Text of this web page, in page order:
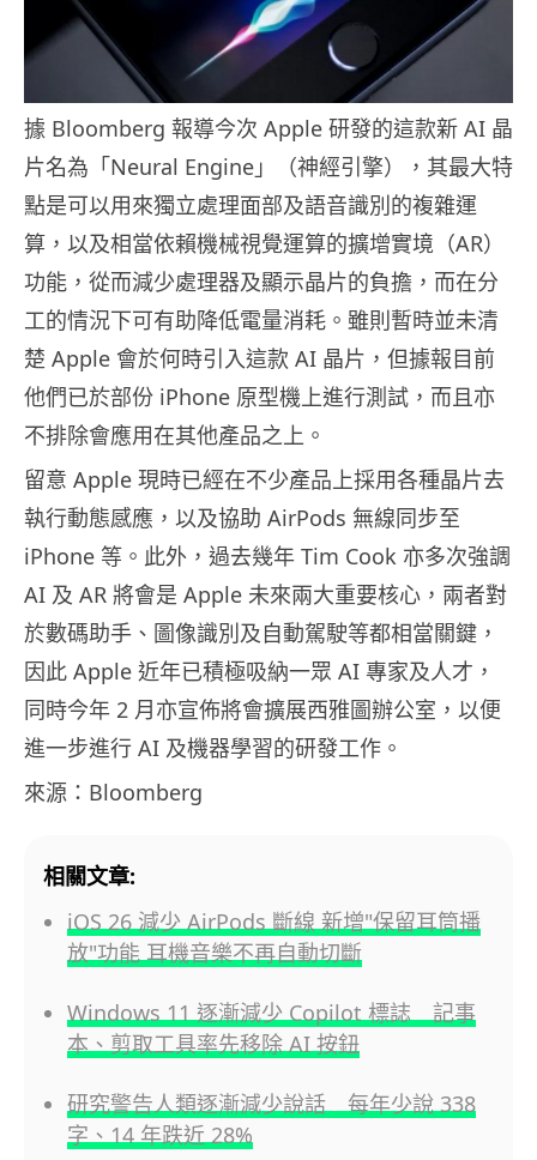
據 Bloomberg 報導今次 Apple 研發的這款新 AI 晶
片名為「Neural Engine」（神經引擎），其最大特
點是可以用來獨立處理面部及語音識別的複雜運
算，以及相當依賴機械視覺運算的擴增實境（AR）
功能，從而減少處理器及顯示晶片的負擔，而在分
工的情況下可有助降低電量消耗。雖則暫時並未清
楚 Apple 會於何時引入這款 AI 晶片，但據報目前
他們已於部份 iPhone 原型機上進行測試，而且亦
不排除會應用在其他產品之上。
留意 Apple 現時已經在不少產品上採用各種晶片去
執行動態感應，以及協助 AirPods 無線同步至
iPhone 等。此外，過去幾年 Tim Cook 亦多次強調
AI 及 AR 將會是 Apple 未來兩大重要核心，兩者對
於數碼助手、圖像識別及自動駕駛等都相當關鍵，
因此 Apple 近年已積極吸納一眾 AI 專家及人才，
同時今年 2 月亦宣佈將會擴展西雅圖辦公室，以便
進一步進行 AI 及機器學習的研發工作。
來源：Bloomberg
相關文章:
iOS 26 減少 AirPods 斷線 新增"保留耳筒播
放"功能 耳機音樂不再自動切斷
Windows 11 逐漸減少 Copilot 標誌 記事
本、剪取工具率先移除 AI 按鈕
研究警告人類逐漸減少說話 每年少說 338
字、14 年跌近 28%